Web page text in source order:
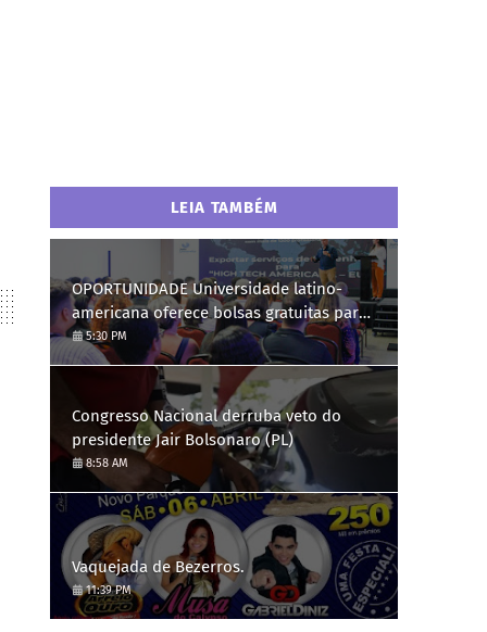
LEIA TAMBÉM
OPORTUNIDADE Universidade latino-
americana oferece bolsas gratuitas para
Engenharia de Software; saiba como se
candidatar
5:30 PM
Congresso Nacional derruba veto do
presidente Jair Bolsonaro (PL)
8:58 AM
Vaquejada de Bezerros.
11:39 PM